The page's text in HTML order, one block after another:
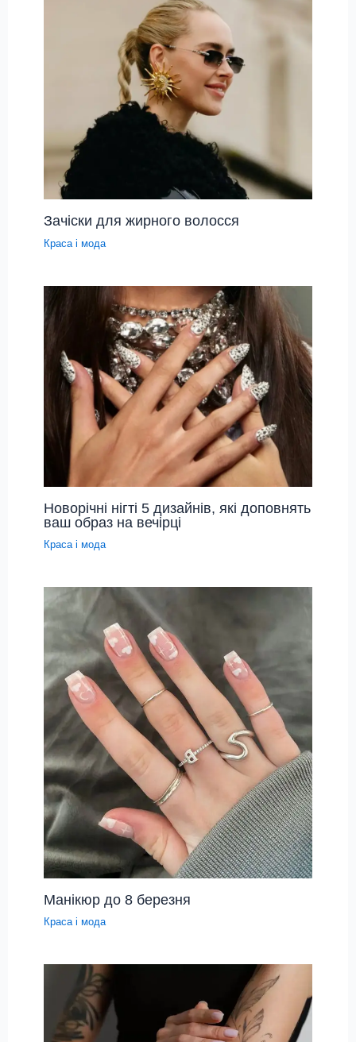
Зачіски для жирного волосся
Краса і мода
Новорічні нігті 5 дизайнів, які доповнять
ваш образ на вечірці
Краса і мода
Манікюр до 8 березня
Краса і мода